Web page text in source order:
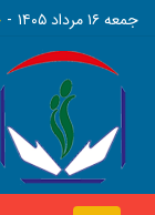
جمعه ١٦ مرداد ١٤٠٥